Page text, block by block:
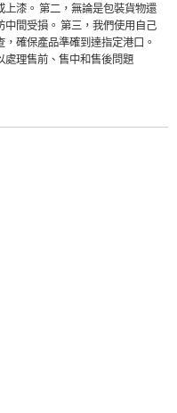
漆。 第二，無論是包裝貨物還
間受損。 第三，我們使用自己
確保產品準確到達指定港口。
處理售前、售中和售後問題